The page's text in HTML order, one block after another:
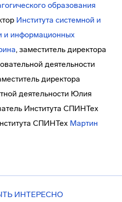
образования
Института системной и
и информационных
, заместитель директора
деятельности
директора
деятельности Юлия
Института СПИНТех
СПИНТех Мартин
ИНТЕРЕСНО